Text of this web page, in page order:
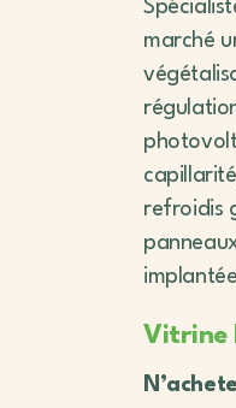
marché
refroidis
Vitrine